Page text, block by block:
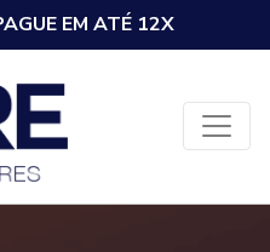
EM ATÉ 12X